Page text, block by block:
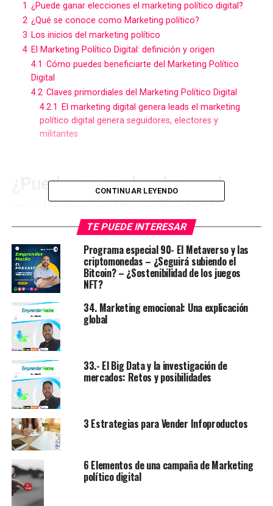
1 ¿Puede ganar elecciones el marketing político digital?
2 ¿Qué se conoce como Marketing político?
3 Los inicios del marketing político
4 El Marketing Político Digital: definición y origen
4.1 Cómo puedes beneficiarte del Marketing Político
Digital
4.2 Claves primordiales del Marketing Político Digital
4.2.1
El marketing digital genera leads el marketing
político digital genera seguidores, electores y
militantes
¿Puede ganar elecciones el
marketing político digital?
Las nuevas tecnologías de la información han traído
consigo nuevos cambios en la forma en cómo
compartimos y expresamos nuestras ideas, tanto
personales, religiosas como políticas.
Hoy día el político debe ser un influencer, debe tener
CONTINUAR LEYENDO
TE PUEDE INTERESAR
Programa especial 90- El Metaverso y las
criptomonedas – ¿Seguirá subiendo el
Bitcoin? – ¿Sostenibilidad de los juegos
NFT?
34. Marketing emocional: Una explicación
global
33.- El Big Data y la investigación de
mercados: Retos y posibilidades
3 Estrategias para Vender Infoproductos
6 Elementos de una campaña de Marketing
político digital